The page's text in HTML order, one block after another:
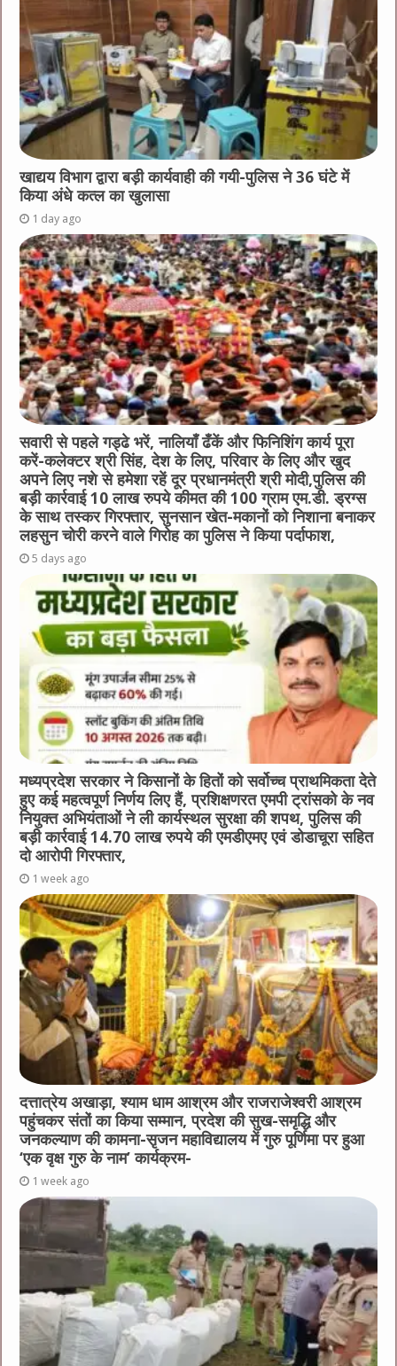
खाद्यय विभाग द्वारा बड़ी कार्यवाही की गयी-पुलिस ने 36 घंटे में
किया अंधे कत्ल का खुलासा
1 day ago
सवारी से पहले गड्ढे भरें, नालियाँ ढँकें और फिनिशिंग कार्य पूरा
करें-कलेक्टर श्री सिंह, देश के लिए, परिवार के लिए और खुद
अपने लिए नशे से हमेशा रहें दूर प्रधानमंत्री श्री मोदी,पुलिस की
बड़ी कार्रवाई 10 लाख रुपये कीमत की 100 ग्राम एम.डी. ड्रग्स
के साथ तस्कर गिरफ्तार, सुनसान खेत-मकानों को निशाना बनाकर
लहसुन चोरी करने वाले गिरोह का पुलिस ने किया पर्दाफाश,
5 days ago
मध्यप्रदेश सरकार ने किसानों के हितों को सर्वोच्च प्राथमिकता देते
हुए कई महत्वपूर्ण निर्णय लिए हैं, प्रशिक्षणरत एमपी ट्रांसको के नव
नियुक्त अभियंताओं ने ली कार्यस्थल सुरक्षा की शपथ, पुलिस की
बड़ी कार्रवाई 14.70 लाख रुपये की एमडीएमए एवं डोडाचूरा सहित
दो आरोपी गिरफ्तार,
1 week ago
दत्तात्रेय अखाड़ा, श्याम धाम आश्रम और राजराजेश्वरी आश्रम
पहुंचकर संतों का किया सम्मान, प्रदेश की सुख-समृद्धि और
जनकल्याण की कामना-सृजन महाविद्यालय में गुरु पूर्णिमा पर हुआ
‘एक वृक्ष गुरु के नाम’ कार्यक्रम-
1 week ago